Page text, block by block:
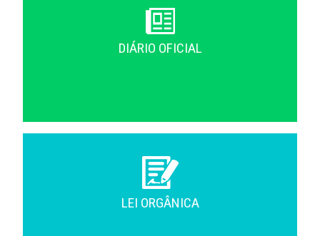
DIÁRIO OFICIAL
LEI ORGÂNICA